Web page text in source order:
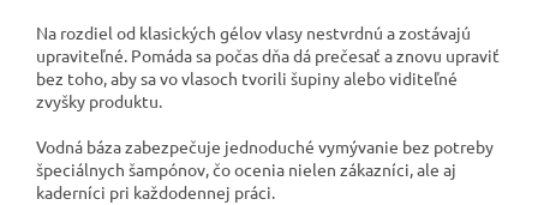
Na rozdiel od klasických gélov vlasy nestvrdnú a zostávajú
upraviteľné. Pomáda sa počas dňa dá prečesať a znovu upraviť
bez toho, aby sa vo vlasoch tvorili šupiny alebo viditeľné
zvyšky produktu.
Vodná báza zabezpečuje jednoduché vymývanie bez potreby
špeciálnych šampónov, čo ocenia nielen zákazníci, ale aj
kaderníci pri každodennej práci.